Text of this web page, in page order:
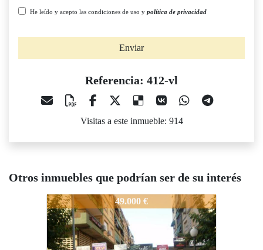
He leído y acepto las condiciones de uso y política de privacidad
Enviar
Referencia: 412-vl
Visitas a este inmueble: 914
Otros inmuebles que podrían ser de su interés
412-vl
49.000 €
412-vl 95.000 €